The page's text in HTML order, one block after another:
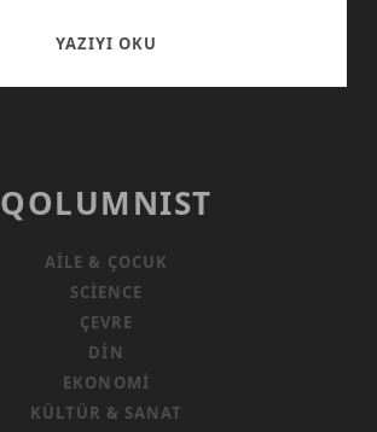
YAZIYI OKU
QOLUMNIST
AILE & ÇOCUK
SCIENCE
ÇEVRE
DIN
EKONOMI
KÜLTÜR & SANAT